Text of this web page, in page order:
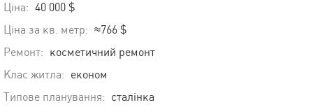
Ціна: 40 000 $
Ціна за кв. метр: ≈766 $
Ремонт: косметичний ремонт
Клас житла: економ
Типове планування: сталінка